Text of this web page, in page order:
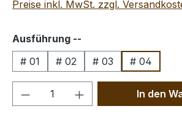
Preise inkl. MwSt. zzgl.
Ausführung --
# 01
# 02 # 03 # 04
Produkt Anzahl: GibIn den